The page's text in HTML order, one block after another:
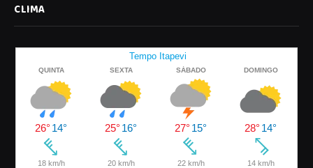
CLIMA